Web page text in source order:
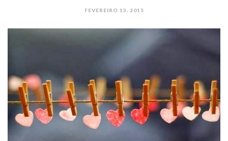
FEVEREIRO 13, 2015